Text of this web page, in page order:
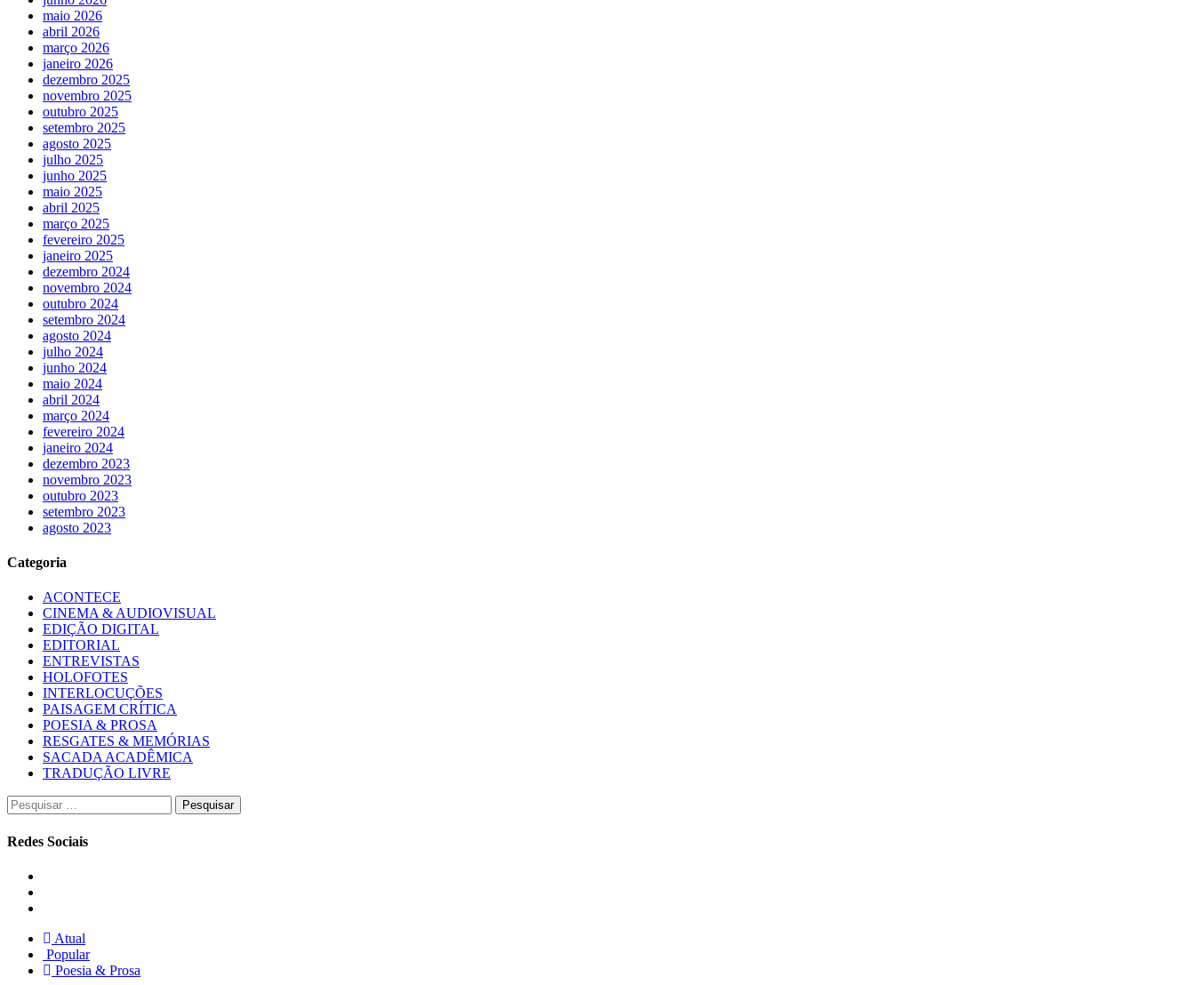
maio 2026
abril 2026
março 2026
janeiro 2026
dezembro 2025
novembro 2025
outubro 2025
setembro 2025
agosto 2025
julho 2025
junho 2025
maio 2025
abril 2025
março 2025
fevereiro 2025
janeiro 2025
dezembro 2024
novembro 2024
outubro 2024
setembro 2024
agosto 2024
julho 2024
junho 2024
maio 2024
abril 2024
março 2024
fevereiro 2024
janeiro 2024
dezembro 2023
novembro 2023
outubro 2023
setembro 2023
agosto 2023
Categoria
ACONTECE
CINEMA & AUDIOVISUAL
EDIÇÃO DIGITAL
EDITORIAL
ENTREVISTAS
HOLOFOTES
INTERLOCUÇÕES
PAISAGEM CRÍTICA
POESIA & PROSA
RESGATES & MEMÓRIAS
SACADA ACADÊMICA
TRADUÇÃO LIVRE
Pesquisar
por:
Redes Sociais
Atual
Popular
Poesia & Prosa